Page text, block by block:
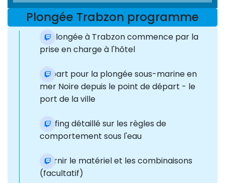
Plongée Trabzon programme
La plongée à Trabzon commence par la
prise en charge à l'hôtel
Départ pour la plongée sous-marine en
mer Noire depuis le point de départ - le
port de la ville
Briefing détaillé sur les règles de
comportement sous l'eau
Fournir le matériel et les combinaisons
(facultatif)